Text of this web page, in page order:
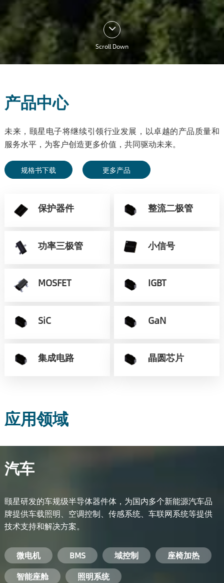
Scroll Down
产品中心
未来，颐星电子将继续引领行业发展，以卓越的产品质量和
服务水平，为客户创造更多价值，共同驱动未来。
规格书下载 更多产品
保护器件 整流二极管
功率三极管 小信号
MOSFET IGBT
SiC GaN
集成电路 晶圆芯片
应用领域
汽车
颐星研发的车规级半导体器件体，为国内多个新能源汽车品
牌提供车载照明、空调控制、传感系统、车联网系统等提供
技术支持和解决方案。
微电机 BMS 域控制
座椅加热
智能座舱
照明系统
电池管理系统
储能逆变器
工业电焊机 变频器
电机驱动
安防摄像头
开关电源 手机充电器
服务器电源
PC电源
电脑 手机 基站 机顶盒
智能农业 智能医疗
智能交通
智能家居